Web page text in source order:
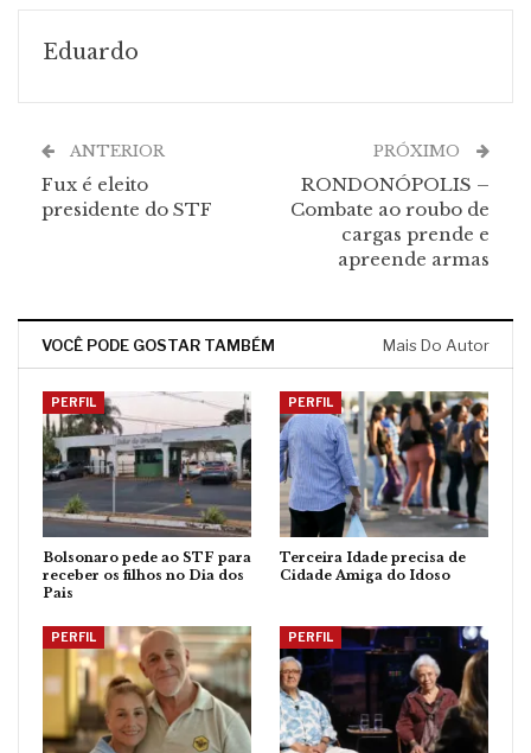
Eduardo
ANTERIOR
Fux é eleito
presidente do STF
PRÓXIMO
RONDONÓPOLIS –
Combate ao roubo de
cargas prende e
apreende armas
VOCÊ PODE GOSTAR TAMBÉM Mais Do Autor
PERFIL
Bolsonaro pede ao STF para
receber os filhos no Dia dos
Pais
PERFIL
Terceira Idade precisa de
Cidade Amiga do Idoso
PERFIL PERFIL